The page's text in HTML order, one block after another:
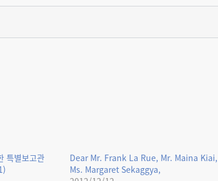
특별보고관
Dear Mr. Frank La Rue, Mr. Maina Kiai,
Ms. Margaret Sekaggya,